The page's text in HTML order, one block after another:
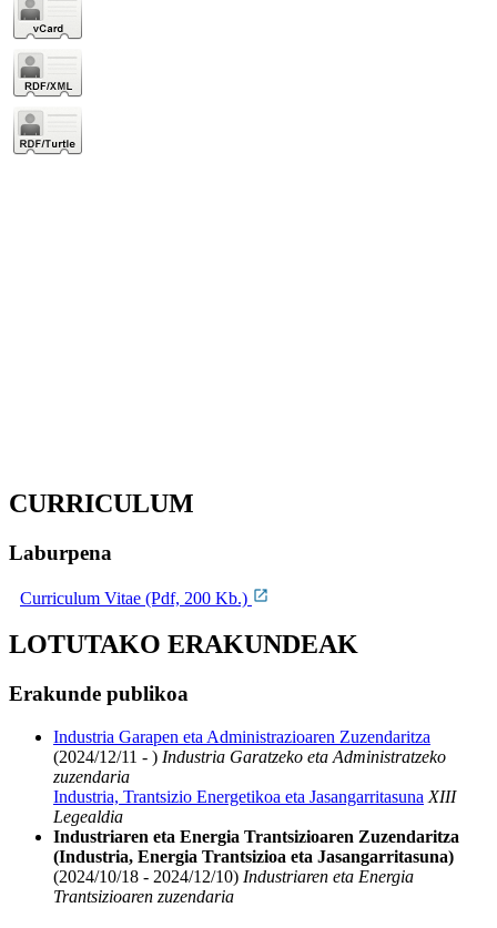
CURRICULUM
Laburpena
Curriculum Vitae (Pdf, 200 Kb.)
LOTUTAKO ERAKUNDEAK
Erakunde publikoa
Industria Garapen eta Administrazioaren Zuzendaritza
(2024/12/11 - ) Industria Garatzeko eta Administratzeko
zuzendaria
Industria, Trantsizio Energetikoa eta Jasangarritasuna XIII
Legealdia
Industriaren eta Energia Trantsizioaren Zuzendaritza
(Industria, Energia Trantsizioa eta Jasangarritasuna)
(2024/10/18 - 2024/12/10) Industriaren eta Energia
Trantsizioaren zuzendaria